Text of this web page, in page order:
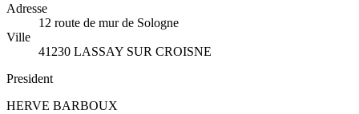
Adresse
12 route de mur de Sologne
Ville
41230 LASSAY SUR CROISNE
President
HERVE BARBOUX